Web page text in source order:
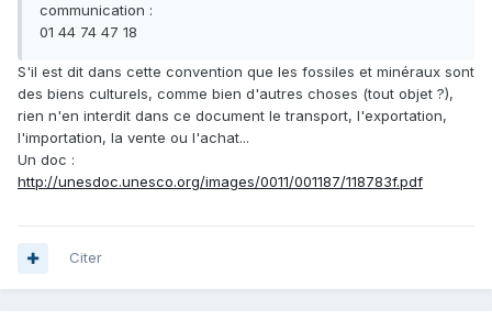
communication :
01 44 74 47 18
S'il est dit dans cette convention que les fossiles et minéraux sont
des biens culturels, comme bien d'autres choses (tout objet ?),
rien n'en interdit dans ce document le transport, l'exportation,
l'importation, la vente ou l'achat...
Un doc :
http://unesdoc.unesco.org/images/0011/001187/118783f.pdf
Citer